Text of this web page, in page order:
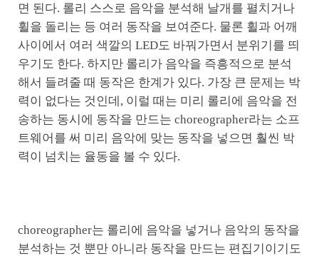
면 된다. 롤리 스스로 음악을 분석해 날개를 펼치거나
휠을 돌리는 등 여러 동작을 보여준다. 물론 휠과 어깨
사이에서 여러 색깔의 LED도 바꿔가면서 분위기를 띄
우기도 한다. 하지만 롤리가 음악을 즉흥적으로 분석
해서 들려줄 때 동작은 한계가 있다. 가장 큰 문제는 박
력이 없다는 것인데, 이럴 때는 미리 롤리에 음악을 전
송하는 동시에 동작을 만드는 choreographer라는 소프
트웨어를 써 미리 음악에 맞는 동작을 넣으면 훨씬 박
력이 넘치는 율동을 볼 수 있다.
choreographer는 롤리에 음악을 넣거나 음악의 동작을
분석하는 것 뿐만 아니라 동작을 만드는 편집기이기도